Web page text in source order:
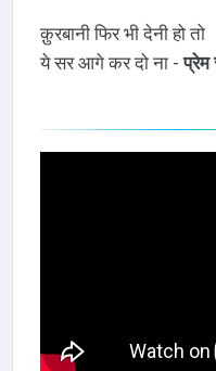
क़ुरबानी फिर भी देनी हो तो
ये सर आगे कर दो ना -प्रेम